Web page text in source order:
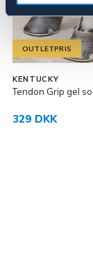
OUTLETPRIS
KENTUCKY
Tendon Grip gel
329 DKK